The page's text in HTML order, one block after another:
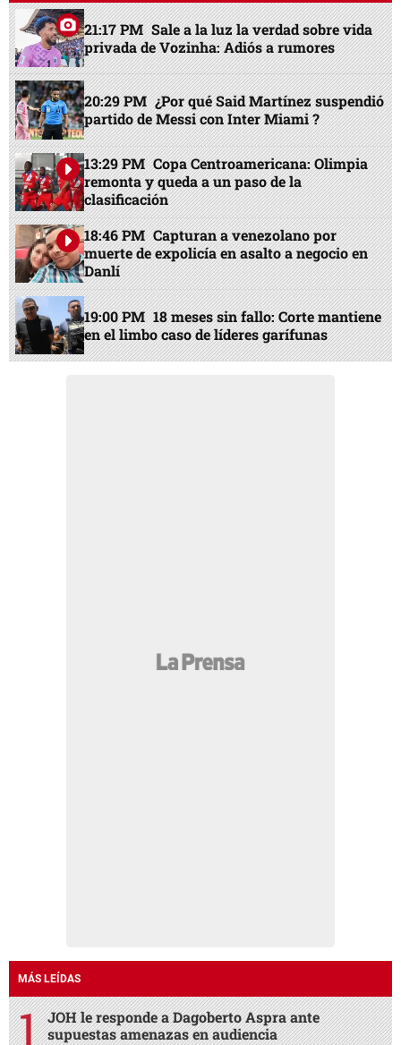
21:17 PM Sale a la luz la verdad sobre vida
privada de Vozinha: Adiós a rumores
20:29 PM ¿Por qué Said Martínez suspendió
partido de Messi con Inter Miami ?
13:29 PM Copa Centroamericana: Olimpia
remonta y queda a un paso de la
clasificación
18:46 PM Capturan a venezolano por
muerte de expolicía en asalto a negocio en
Danlí
19:00 PM 18 meses sin fallo: Corte mantiene
en el limbo caso de líderes garífunas
MÁS LEÍDAS
JOH le responde a Dagoberto Aspra ante
supuestas amenazas en audiencia